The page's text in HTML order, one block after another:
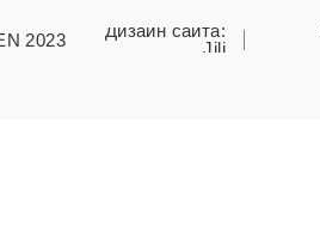
2023
Дизайн сайта:
Jili